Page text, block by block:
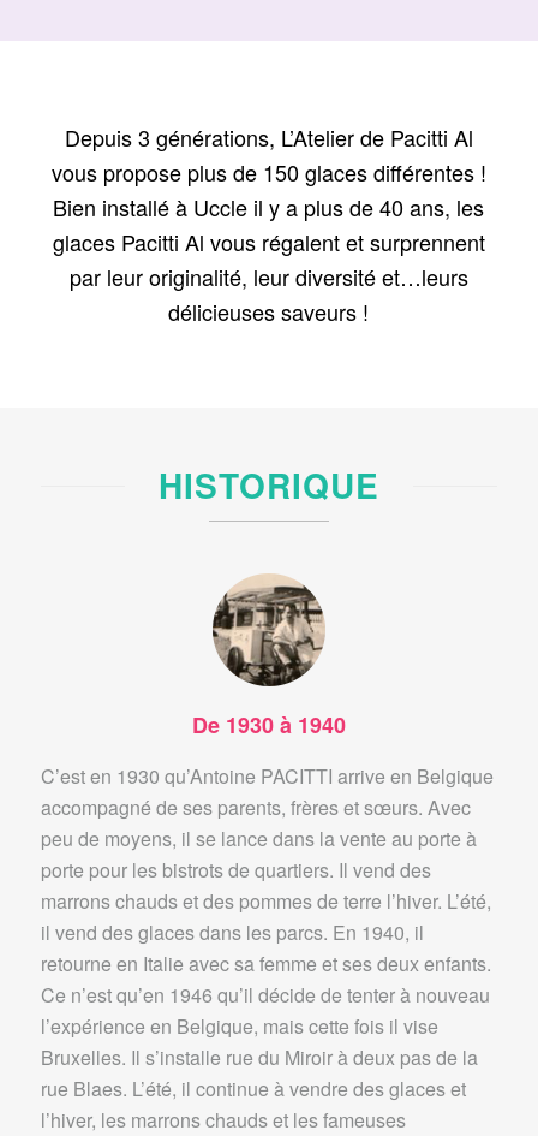
Depuis 3 générations, L’Atelier de Pacitti Al
vous propose plus de 150 glaces différentes !
Bien installé à Uccle il y a plus de 40 ans, les
glaces Pacitti Al vous régalent et surprennent
par leur originalité, leur diversité et…leurs
délicieuses saveurs !
HISTORIQUE
De 1930 à 1940
C’est en 1930 qu’Antoine PACITTI arrive en Belgique
accompagné de ses parents, frères et sœurs. Avec
peu de moyens, il se lance dans la vente au porte à
porte pour les bistrots de quartiers. Il vend des
marrons chauds et des pommes de terre l’hiver. L’été,
il vend des glaces dans les parcs. En 1940, il
retourne en Italie avec sa femme et ses deux enfants.
Ce n’est qu’en 1946 qu’il décide de tenter à nouveau
l’expérience en Belgique, mais cette fois il vise
Bruxelles. Il s’installe rue du Miroir à deux pas de la
rue Blaes. L’été, il continue à vendre des glaces et
l’hiver, les marrons chauds et les fameuses